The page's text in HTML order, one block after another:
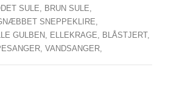
SULE, BRUN SULE,
SNEPPEKLIRE,
GULBEN, ELLEKRAGE, BLÅSTJERT,
VANDSANGER,